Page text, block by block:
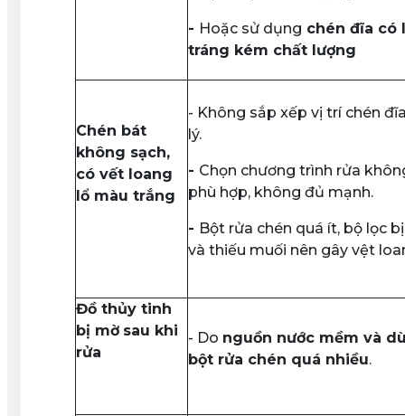
- Hoặc sử dụng chén đĩa có
tráng kém chất lượng
Chén bát
không sạch,
có vết loang
lổ màu trắng
- Không sắp xếp vị trí chén
lý.
- Chọn chương trình rửa
phù hợp, không đủ mạnh.
- Bột rửa chén quá ít, bộ lọc
và thiếu muối nên gây vệt
Đồ thủy tinh
bị mờ sau khi
rửa
- Do nguồn nước mềm và
bột rửa chén quá nhiều.